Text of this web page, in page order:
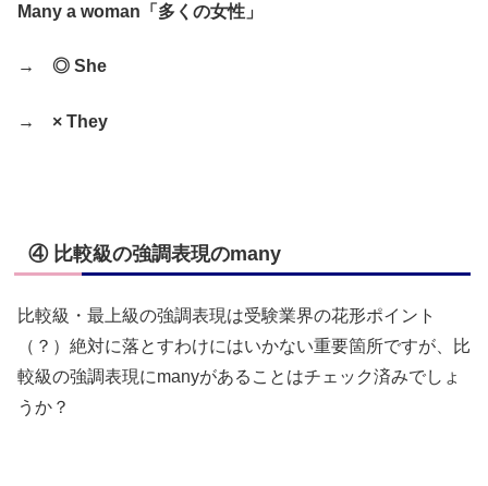
Many a woman「多くの女性」
→ ◎ She
→ × They
④ 比較級の強調表現のmany
比較級・最上級の強調表現は受験業界の花形ポイント
（？）絶対に落とすわけにはいかない重要箇所ですが、比
較級の強調表現にmanyがあることはチェック済みでしょ
うか？